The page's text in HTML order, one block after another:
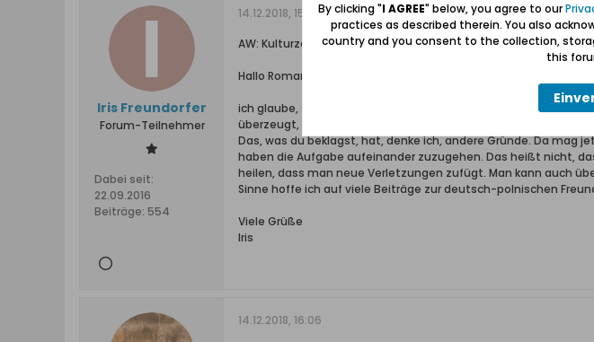
Iris Freundorfer
Forum-Teilnehmer
Dabei seit:
22.09.2016
Beiträge: 554
14.12.2018, 15:38
AW: Kulturzentrum in Ohra bittet um Themen
Hallo Roman (#4) und andere Interessierte,
ich glaube, so "einfach" kann man das nicht sagen. Ulrich hat
überzeugt, dass sie von vielen gelesen worden sind, auch
Das, was du beklagst, hat, denke ich, andere Gründe. Da mag
haben die Aufgabe aufeinander zuzugehen. Das heißt nicht,
heilen, dass man neue Verletzungen zufügt. Man kann auch
Sinne hoffe ich auf viele Beiträge zur deutsch-polnischen
Viele Grüße
Iris
14.12.2018, 16:06
By clicking "I AGREE" below, you agree to our
practices as described therein. You also
country and you consent to the collection,
this